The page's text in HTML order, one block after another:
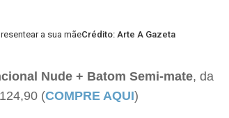
a sua mãeCrédito: Arte A Gazeta
Nude + Batom Semi-mate, da
(COMPRE AQUI)